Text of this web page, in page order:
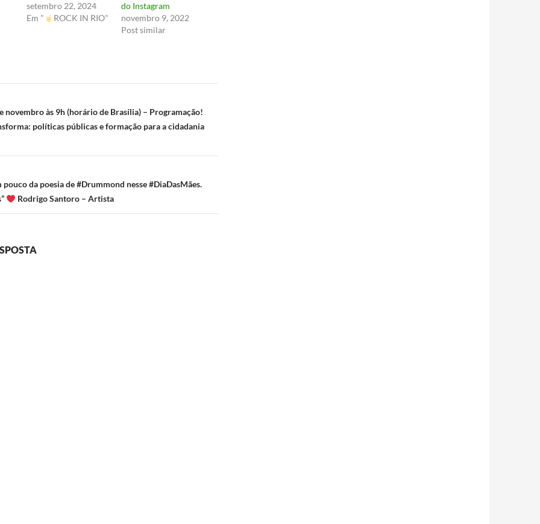
setembro 22, 2024
Em "
ROCK IN RIO"
do Instagram
novembro 9, 2022
Post similar
novembro às 9h (horário de Brasília) – Programação!
políticas públicas e formação para a cidadania
da poesia de #Drummond nesse #DiaDasMães.
Rodrigo Santoro – Artista